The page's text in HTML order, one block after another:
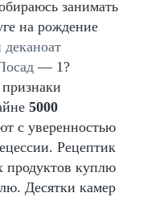
занимать
на рождение
— 1?
5000
с уверенностью
Рецептик
продуктов куплю
Десятки камер